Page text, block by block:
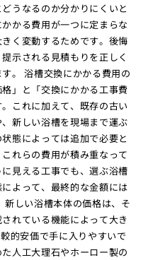
うなるのか分かりにくいと
かる費用が一つに定まらな
く変動するためです。後悔
示される見積もりを正しく
。 浴槽交換にかかる費用の
」と「交換にかかる工事費
これに加えて、既存の古い
新しい浴槽を現場まで運ぶ
態によっては追加で必要と
れらの費用が積み重なって
見える工事でも、選ぶ浴槽
よって、最終的な金額には
しい浴槽本体の価格は、そ
れている機能によって大き
的安価で手に入りやすいで
人工大理石やホーロー製の